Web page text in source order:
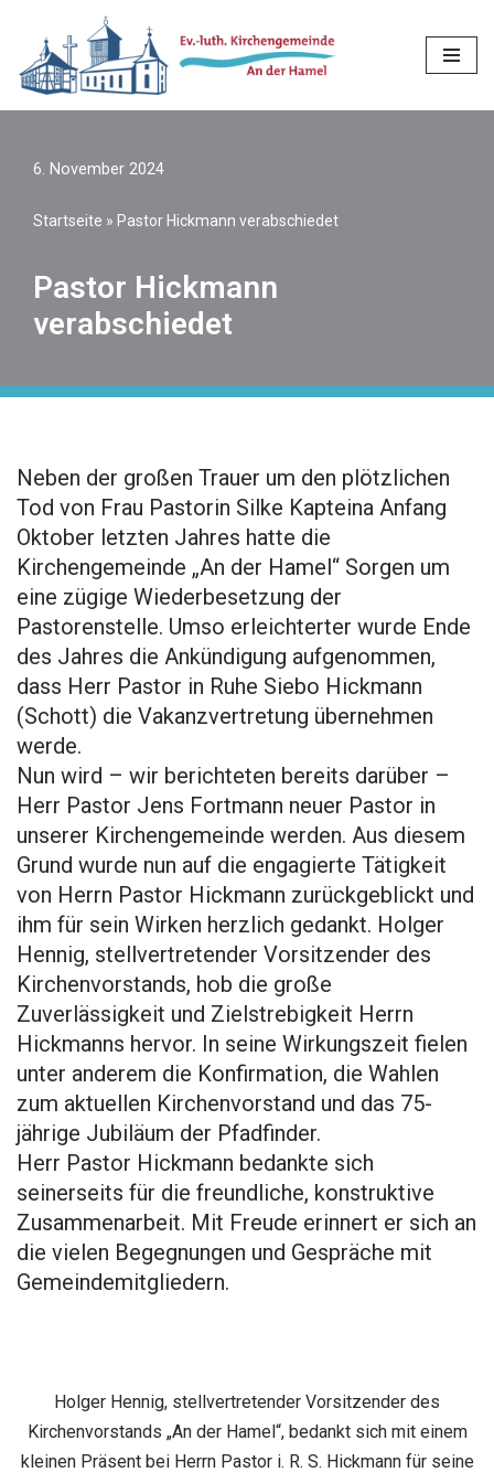
Zum
Inhalt
6. November 2024
Startseite » Pastor Hickmann verabschiedet
Pastor Hickmann
verabschiedet
Neben der großen Trauer um den plötzlichen
Tod von Frau Pastorin Silke Kapteina Anfang
Oktober letzten Jahres hatte die
Kirchengemeinde „An der Hamel“ Sorgen um
eine zügige Wiederbesetzung der
Pastorenstelle. Umso erleichterter wurde Ende
des Jahres die Ankündigung aufgenommen,
dass Herr Pastor in Ruhe Siebo Hickmann
(Schott) die Vakanzvertretung übernehmen
werde.
Nun wird – wir berichteten bereits darüber –
Herr Pastor Jens Fortmann neuer Pastor in
unserer Kirchengemeinde werden. Aus diesem
Grund wurde nun auf die engagierte Tätigkeit
von Herrn Pastor Hickmann zurückgeblickt und
ihm für sein Wirken herzlich gedankt. Holger
Hennig, stellvertretender Vorsitzender des
Kirchenvorstands, hob die große
Zuverlässigkeit und Zielstrebigkeit Herrn
Hickmanns hervor. In seine Wirkungszeit fielen
unter anderem die Konfirmation, die Wahlen
zum aktuellen Kirchenvorstand und das 75-
jährige Jubiläum der Pfadfinder.
Herr Pastor Hickmann bedankte sich
seinerseits für die freundliche, konstruktive
Zusammenarbeit. Mit Freude erinnert er sich an
die vielen Begegnungen und Gespräche mit
Gemeindemitgliedern.
Holger Hennig, stellvertretender Vorsitzender des
Kirchenvorstands „An der Hamel“, bedankt sich mit einem
kleinen Präsent bei Herrn Pastor i. R. S. Hickmann für seine